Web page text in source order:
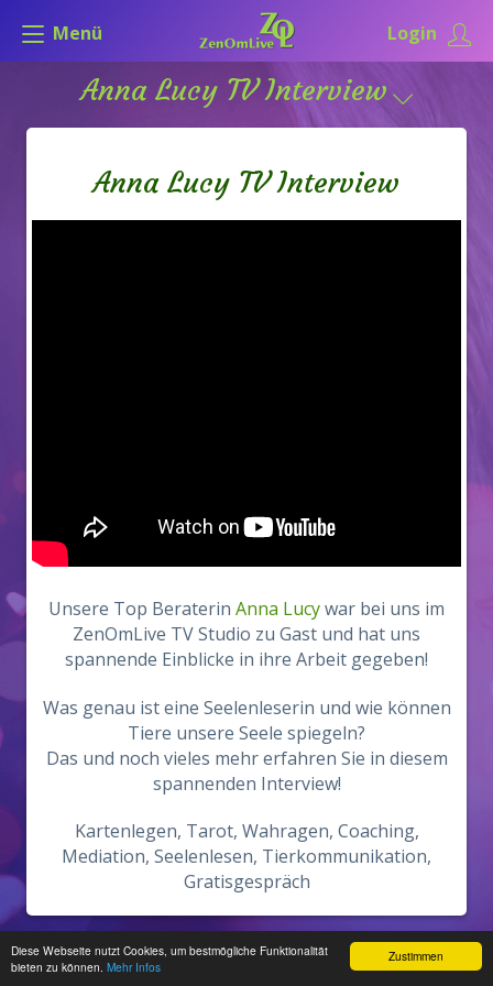
Zustimmen
Diese Webseite nutzt Cookies, um bestmögliche Funktionalität
bieten zu können. Mehr Infos
Menü Login
Anna Lucy TV Interview
Anna Lucy TV Interview
Unsere Top Beraterin Anna Lucywar bei uns im
ZenOmLive TV Studio zu Gast und hat uns
spannende Einblicke in ihre Arbeit gegeben!
Was genau ist eine Seelenleserin und wie können
Tiere unsere Seele spiegeln?
Das und noch vieles mehr erfahren Sie in diesem
spannenden Interview!
Kartenlegen, Tarot, Wahragen, Coaching,
Mediation, Seelenlesen, Tierkommunikation,
Gratisgespräch
Zur Desktop Version wechseln